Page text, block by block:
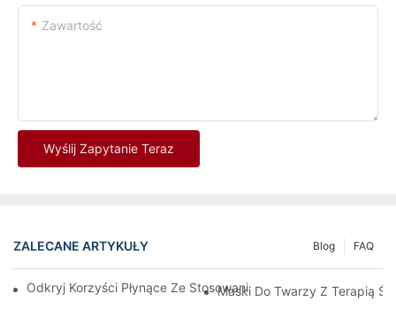
Zawartość
Wyślij Zapytanie Teraz
ZALECANE ARTYKUŁY FAQ
Blog
Odkryj Korzyści Płynące Ze Stosowania Maski Do Terapii
Maski Do Twarzy Z Terapią